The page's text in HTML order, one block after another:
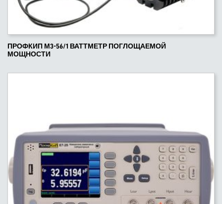
ПРОФКИП М3-56/1 ВАТТМЕТР ПОГЛОЩАЕМОЙ
МОЩНОСТИ